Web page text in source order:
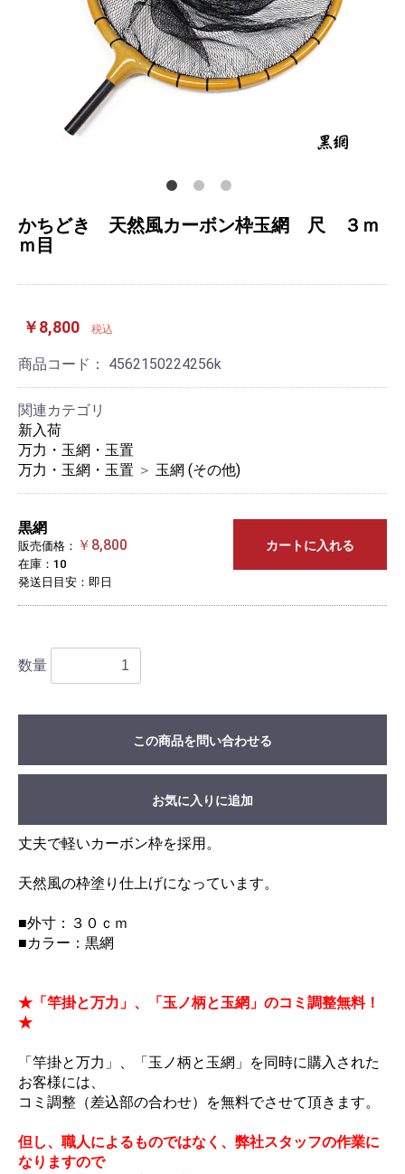
かちどき 天然風カーボン枠玉網 尺 ３ｍ
ｍ目
￥8,800 税込
商品コード： 4562150224256k
関連カテゴリ
新入荷
万力・玉網・玉置
万力・玉網・玉置 ＞ 玉網 (その他)
黒網
販売価格： ￥8,800
在庫：10
発送日目安：即日
カートに入れる
数量
この商品を問い合わせる
お気に入りに追加
丈夫で軽いカーボン枠を採用。
天然風の枠塗り仕上げになっています。
■外寸：３０ｃｍ
■カラー：黒網
★「竿掛と万力」、「玉ノ柄と玉網」のコミ調整無料！
★
「竿掛と万力」、「玉ノ柄と玉網」を同時に購入された
お客様には、
コミ調整（差込部の合わせ）を無料でさせて頂きます。
但し、職人によるものではなく、弊社スタッフの作業に
なりますので